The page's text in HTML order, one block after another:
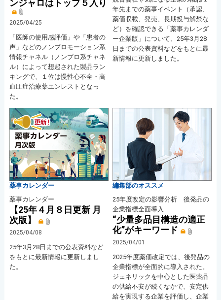
ンジャロはトップ５入り
2025/04/25
「医師の使用感評価」や「患者の
声」などのノンプロモーション系
情報チャネル（ノンプロ系チャネ
ル）によって想起された製品ラン
キングで、１位は慢性心不全・高
血圧症治療薬エンレストとなっ
た。
年先までの薬事イベント（承認、
薬価収載、発売、長期投与解禁な
ど）を確認できる「薬事カレンダ
ー企業版」について、25年3月28
日までの公表資料などをもとに最
新情報に更新しました。
薬事カレンダー
薬事カレンダー
【25年４月８日更新 月
次版】
2025/04/08
25年3月28日までの公表資料など
をもとに最新情報に更新しまし
た。
編集部のオススメ
25年度改定の影響分析 後発品の
企業指標全面導入
“少量多品目構造の適正
化”がキーワード
2025/04/01
2025年度薬価改定では、後発品の
企業指標が全面的に導入された。
ジェネリックを中心とした医薬品
の供給不安が続くなかで、安定供
給を実現する企業を評価し、企業